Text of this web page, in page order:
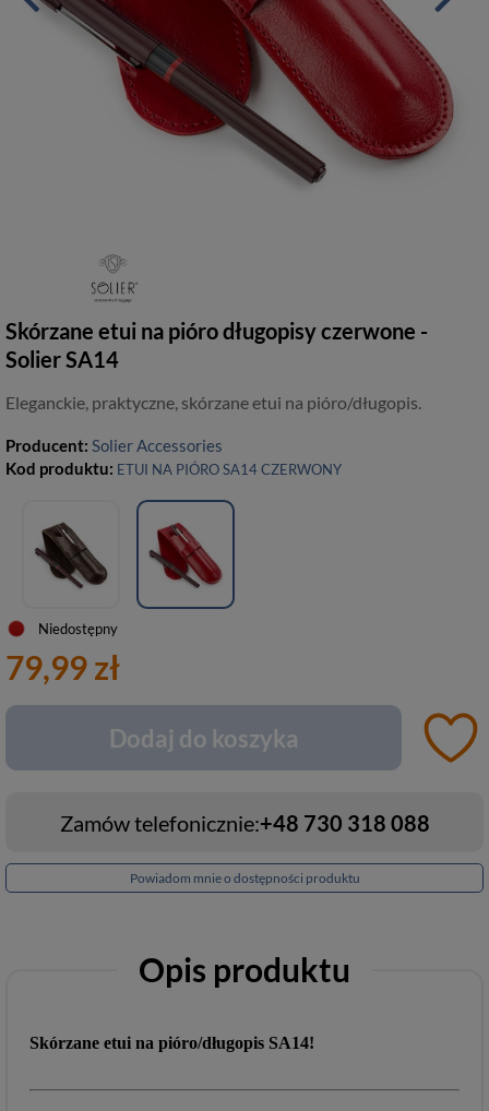
Skórzane etui na pióro długopisy czerwone -
Solier SA14
Eleganckie, praktyczne, skórzane etui na pióro/długopis.
Producent: Solier Accessories
Kod produktu: ETUI NA PIÓRO SA14 CZERWONY
Niedostępny
79,99 zł
Dodaj do koszyka
Zamów telefonicznie:+48 730 318 088
Powiadom mnie o dostępności produktu
Opis produktu
Skórzane etui na pióro/długopis SA14!